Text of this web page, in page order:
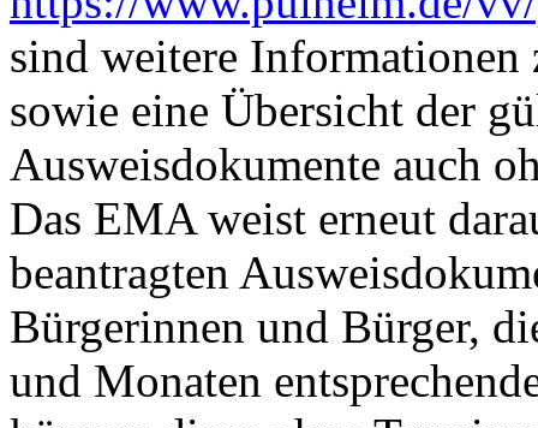
sind weitere Informationen
sowie eine Übersicht der
Ausweisdokumente auch
Das EMA weist erneut
beantragten
Bürgerinnen und Bürger,
und Monaten